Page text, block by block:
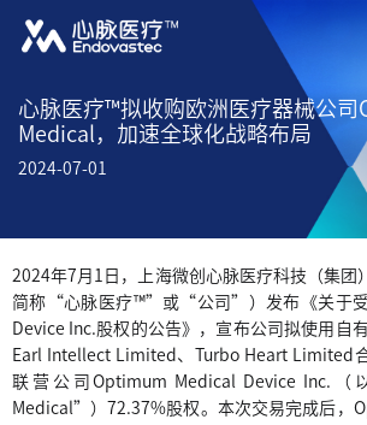
关于我们
产品介绍
投资者关系
招
联
心脉医疗™拟收购欧洲医疗器械公
Medical，加速全球化战略布局
2024-07-01
2024年7月1日，上海微创心脉医疗科技（集团
简称“心脉医疗™”或“公司”）发布《关于受
Device Inc.股权的公告》，宣布公司拟使用自
Earl Intellect Limited、Turbo Heart Limited
联营公司Optimum Medical Device Inc.（
Medical”）72.37%股权。本次交易完成后，